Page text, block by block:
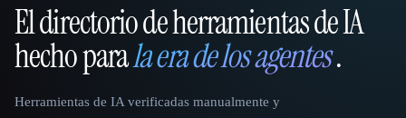
That AI Collection
El directorio de herramientas de IA
hecho parala era de los agentes.
Herramientas de IA verificadas manualmente y